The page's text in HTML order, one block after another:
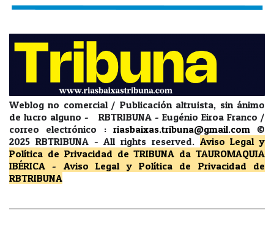
Weblog no comercial / Publicación altruista, sin ánimo
de lucro alguno - RBTRIBUNA - Eugénio Eiroa Franco /
correo electrónico : riasbaixas.tribuna@gmail.com
©
2025 RBTRIBUNA -All rights reserved. Aviso Legal y
Política de Privacidad de TRIBUNA da TAUROMAQUIA
IBÉRICA - Aviso Legal y Política de Privacidad
de
RBTRIBUNA